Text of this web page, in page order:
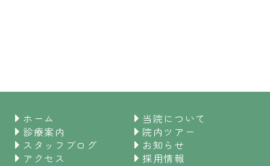
ホーム
当院について
診療案内
院内ツアー
スタッフブログ
お知らせ
アクセス
採用情報